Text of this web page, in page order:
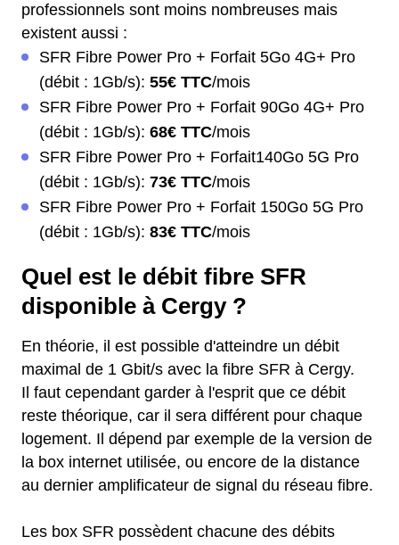
professionnels sont moins nombreuses mais
existent aussi :
SFR Fibre Power Pro + Forfait 5Go 4G+ Pro
(débit : 1Gb/s): 55€ TTC/mois
SFR Fibre Power Pro + Forfait 90Go 4G+ Pro
(débit : 1Gb/s): 68€ TTC/mois
SFR Fibre Power Pro + Forfait140Go 5G Pro
(débit : 1Gb/s): 73€ TTC/mois
SFR Fibre Power Pro + Forfait 150Go 5G Pro
(débit : 1Gb/s): 83€ TTC/mois
Quel est le débit fibre SFR
disponible à Cergy ?
En théorie, il est possible d'atteindre un débit
maximal de 1 Gbit/s avec la fibre SFR à Cergy.
Il faut cependant garder à l'esprit que ce débit
reste théorique, car il sera différent pour chaque
logement. Il dépend par exemple de la version de
la box internet utilisée, ou encore de la distance
au dernier amplificateur de signal du réseau fibre.
Les box SFR possèdent chacune des débits